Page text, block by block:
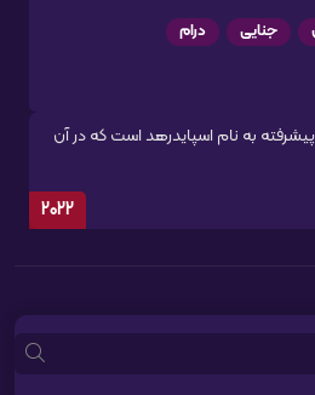
جنایی درام
به نام اسپایدرهد است که در آن
2022